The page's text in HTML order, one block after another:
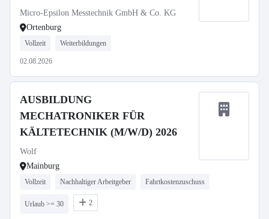
Micro-Epsilon Messtechnik GmbH & Co. KG
Ortenburg
Vollzeit Weiterbildungen
02.08.2026
AUSBILDUNG
MECHATRONIKER FÜR
KÄLTETECHNIK (M/W/D) 2026
Wolf
Mainburg
Vollzeit Nachhaltiger Arbeitgeber Fahrtkostenzuschuss
Urlaub >= 30 2